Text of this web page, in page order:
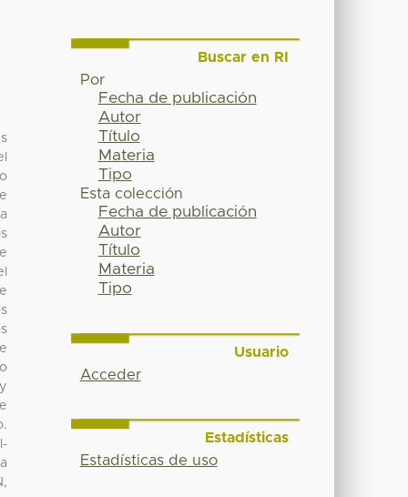
Buscar en RI
Por
Fecha de publicación
Autor
Título
Materia
Tipo
Esta colección
Fecha de publicación
Autor
Título
Materia
Tipo
Usuario
Acceder
Estadísticas
Estadísticas de uso